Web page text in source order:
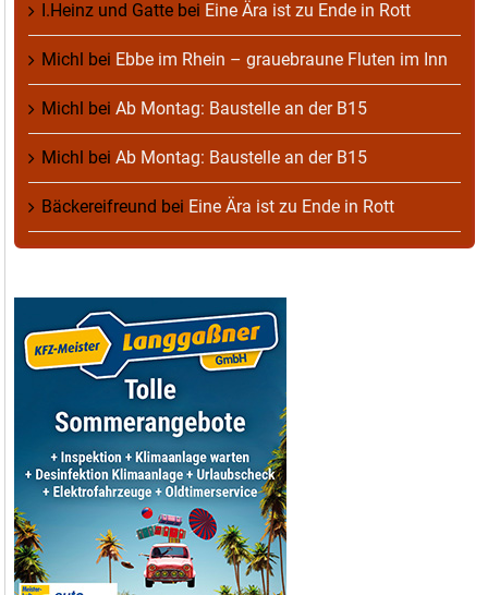
I.Heinz und Gatte bei Eine Ära ist zu Ende in Rott
Michl bei Ebbe im Rhein – grauebraune Fluten im Inn
Michl bei Ab Montag: Baustelle an der B15
Michl bei Ab Montag: Baustelle an der B15
Bäckereifreund bei Eine Ära ist zu Ende in Rott